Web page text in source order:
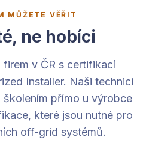
MŮŽETE VĚŘIT
ne hobíci
firem v ČR s certifikací
Installer. Naši technici
přímo u výrobce
které jsou nutné pro
off-grid systémů.